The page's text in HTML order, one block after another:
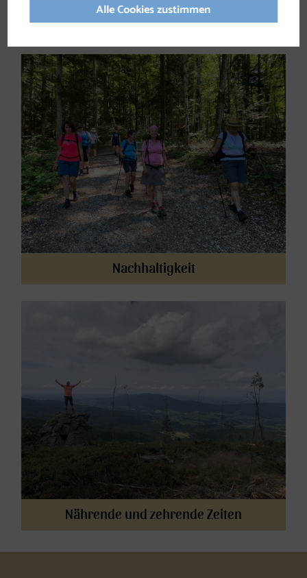
Gehen für die Seele
Nachhaltigkeit
Nährende und zehrende Zeiten
Alle Cookies zustimmen